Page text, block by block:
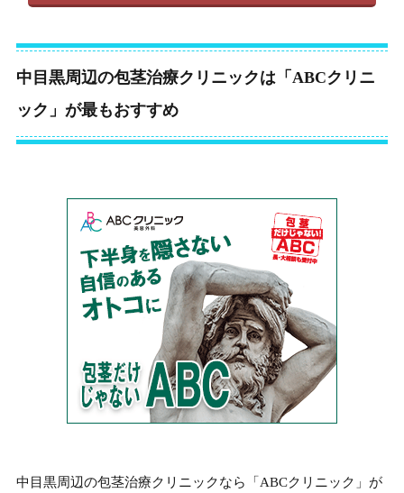
中目黒周辺の包茎治療クリニックは「ABCクリニ
ック」が最もおすすめ
中目黒周辺の包茎治療クリニックなら「ABCクリニック」が